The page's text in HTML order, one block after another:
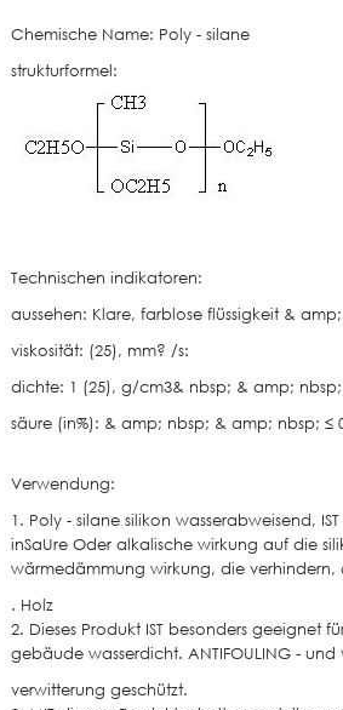
Chemische Name: Poly - silane
strukturformel:
Technischen indikatoren:
aussehen: Klare, farblose flüssigkeit &
viskosität: (25), mm? /s:
dichte: 1 (25), g/cm3& nbsp; & amp;
säure (in%): & amp; nbsp; & amp; nbsp; ≤
Verwendung:
1. Poly - silane silikon wasserabweisend,
inSaUre Oder alkalische wirkung auf die
wärmedämmung wirkung, die verhindern,
. Holz
2. Dieses Produkt IST besonders geeignet
gebäude wasserdicht. ANTIFOULING - und
verwitterung geschützt.